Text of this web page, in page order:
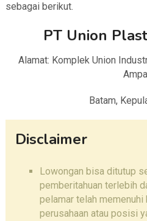
sebagai berikut.
PT Union
Alamat: Komplek Union
Batam,
Disclaimer
Lowongan bisa ditutup
pemberitahuan terlebih
pelamar telah
perusahaan atau posisi